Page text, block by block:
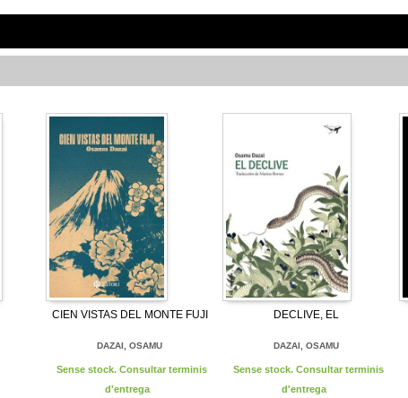
CIEN VISTAS DEL MONTE FUJI
DAZAI, OSAMU
Sense stock. Consultar terminis
d'entrega
DECLIVE, EL
DAZAI, OSAMU
Sense stock. Consultar terminis
d'entrega